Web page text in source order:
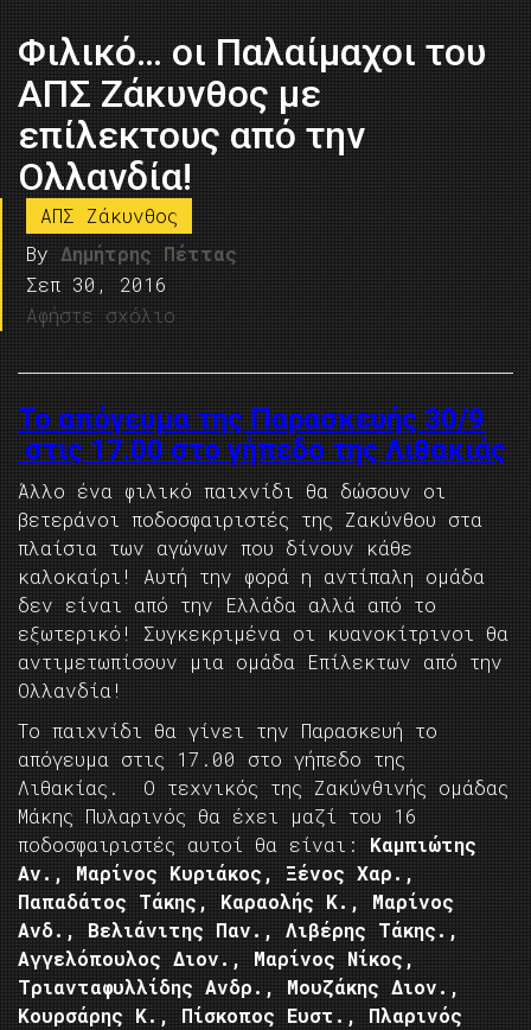
Φιλικό… οι Παλαίμαχοι του
ΑΠΣ Ζάκυνθος με
επίλεκτους από την
Ολλανδία!
ΑΠΣ Ζάκυνθος
By Δημήτρης Πέττας
Σεπ 30, 2016
Αφήστε σχόλιο
Το απόγευμα της Παρασκευής 30/9
στις 17.00 στο γήπεδο της Λιθακιάς
Άλλο ένα φιλικό παιχνίδι θα δώσουν οι
βετεράνοι ποδοσφαιριστές της Ζακύνθου στα
πλαίσια των αγώνων που δίνουν κάθε
καλοκαίρι! Αυτή την φορά η αντίπαλη ομάδα
δεν είναι από την Ελλάδα αλλά από το
εξωτερικό! Συγκεκριμένα οι κυανοκίτρινοι θα
αντιμετωπίσουν μια ομάδα Επίλεκτων από την
Ολλανδία!
Το παιχνίδι θα γίνει την Παρασκευή το
απόγευμα στις 17.00 στο γήπεδο της
Λιθακίας. Ο τεχνικός της Ζακύνθινής ομάδας
Μάκης Πυλαρινός θα έχει μαζί του 16
ποδοσφαιριστές αυτοί θα είναι: Καμπιώτης
Αν., Μαρίνος Κυριάκος, Ξένος Χαρ.,
Παπαδάτος Τάκης, Καραολής Κ., Μαρίνος
Ανδ., Βελιάνιτης Παν., Λιβέρης Τάκης.,
Αγγελόπουλος Διον., Μαρίνος Νίκος,
Τριανταφυλλίδης Ανδρ., Μουζάκης Διον.,
Κουρσάρης Κ., Πίσκοπος Ευστ., Πλαρινός